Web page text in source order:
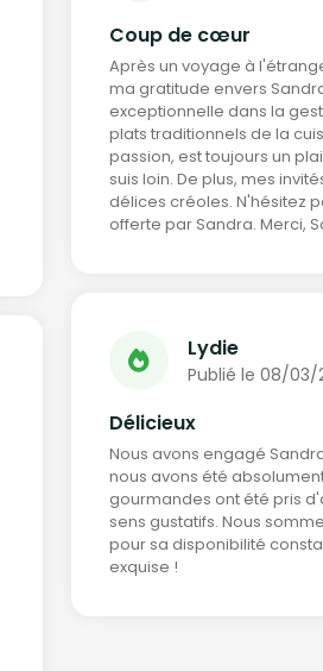
Coup de cœur
Après un voyage à
ma gratitude envers
exceptionnelle dans la
plats traditionnels de la
passion, est toujours un
suis loin. De plus, mes
délices créoles. N'hésitez
offerte par Sandra. Merci,
Lydie
Publié le 08/03/
Délicieux
Nous avons engagé
nous avons été
gourmandes ont été pris
sens gustatifs. Nous
pour sa disponibilité
exquise !